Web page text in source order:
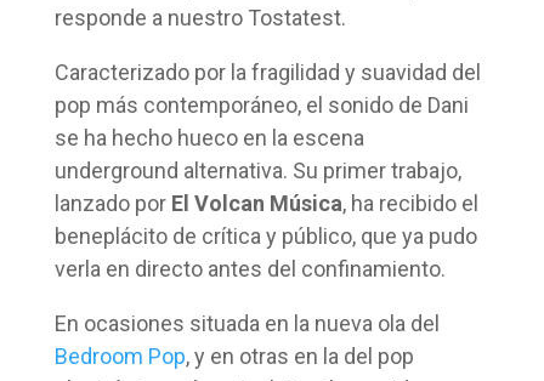
responde a nuestro Tostatest.
Caracterizado por la fragilidad y suavidad del
pop más contemporáneo, el sonido de Dani
se ha hecho hueco en la escena
underground alternativa. Su primer trabajo,
lanzado por El Volcan Música, ha recibido el
beneplácito de crítica y público, que ya pudo
verla en directo antes del confinamiento.
En ocasiones situada en la nueva ola del
Bedroom Pop, y en otras en la del pop